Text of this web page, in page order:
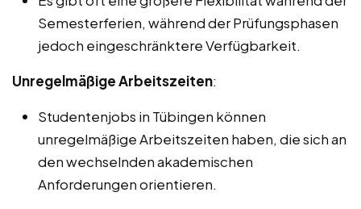
Semesterferien, während der Prüfungsphasen
jedoch eingeschränktere Verfügbarkeit.
Unregelmäßige Arbeitszeiten:
Studentenjobs in Tübingen können
unregelmäßige Arbeitszeiten haben, die sich an
den wechselnden akademischen
Anforderungen orientieren.